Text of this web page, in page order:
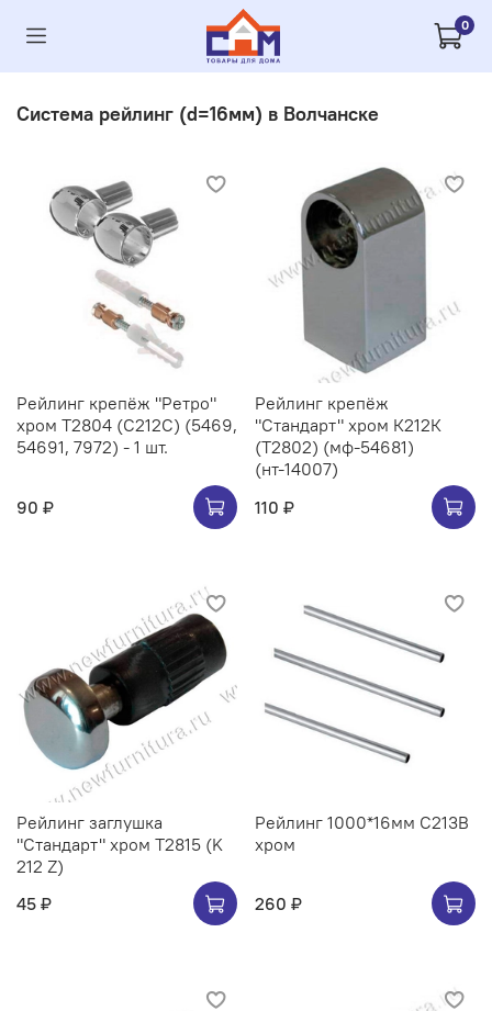
0
Система рейлинг (d=16мм) в Волчанске
Рейлинг крепёж "Ретро"
хром Т2804 (С212C) (5469,
54691, 7972) - 1 шт.
90 ₽
Рейлинг крепёж
"Стандарт" хром К212К
(Т2802) (мф-54681)
(нт-14007)
110 ₽
Рейлинг заглушка
"Стандарт" хром Т2815 (K
212 Z)
45 ₽
Рейлинг 1000*16мм C213B
хром
260 ₽